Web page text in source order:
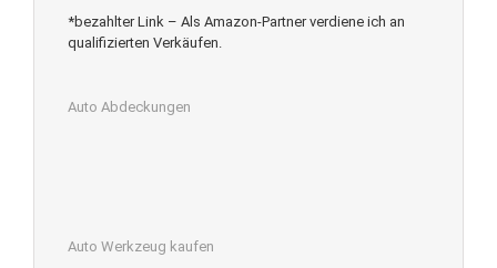
*bezahlter Link – Als Amazon-Partner verdiene ich an
qualifizierten Verkäufen.
Auto Abdeckungen
Auto Werkzeug kaufen